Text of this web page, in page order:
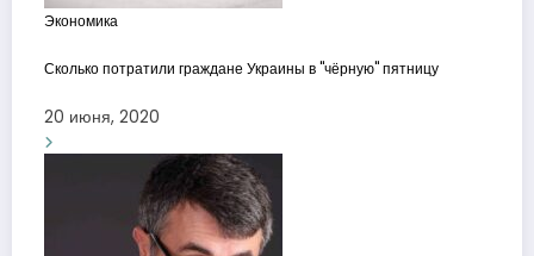
Экономика
Сколько потратили граждане Украины в "чёрную" пятницу
20 июня, 2020